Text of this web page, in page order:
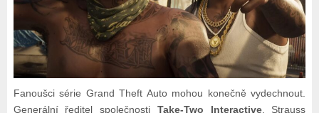
Fanoušci série Grand Theft Auto mohou konečně vydechnout.
Generální ředitel společnosti Take-Two Interactive, Strauss